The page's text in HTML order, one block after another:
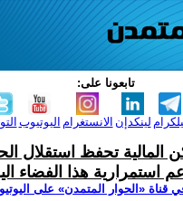
تابعونا على:
اليوتيوب الانستغرام لينكدإن
المالية تحفظ استقلال
استمرارية هذا الفضاء
قناة ‫«الحوار المتمدن» على